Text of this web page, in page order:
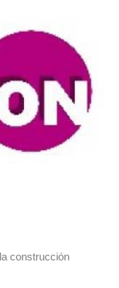
construcción